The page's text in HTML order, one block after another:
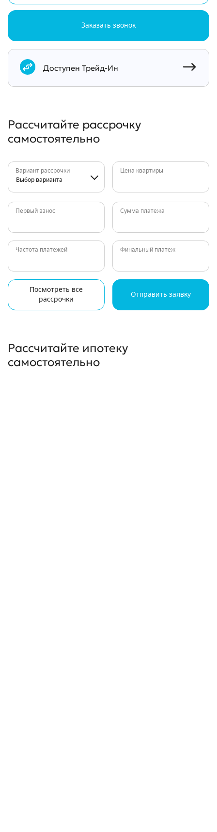
Заказать звонок
Документы
Доступен Трейд-Ин
Рассчитайте рассрочку
самостоятельно
Вариант рассрочки
Выбор варианта
Цена квартиры
Первый взнос Сумма платежа
Частота платежей Финальный платёж
Посмотреть все
рассрочки
Отправить заявку
Рассчитайте ипотеку
самостоятельно